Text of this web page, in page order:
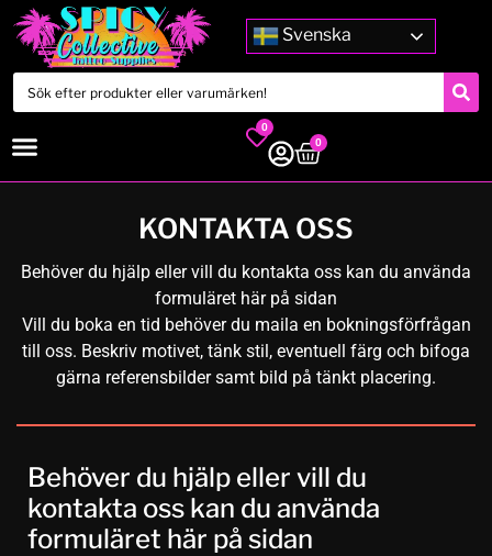
Svenska
0
0
KONTAKTA OSS
Behöver du hjälp eller vill du kontakta oss kan du använda
formuläret här på sidan
Vill du boka en tid behöver du maila en bokningsförfrågan
till oss. Beskriv motivet, tänk stil, eventuell färg och bifoga
gärna referensbilder samt bild på tänkt placering.
Behöver du hjälp eller vill du
kontakta oss kan du använda
formuläret här på sidan